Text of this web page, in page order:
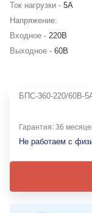
Ток нагрузки - 5А
Напряжение:
Входное - 220В
Выходное - 60В
БПС-360-220/60B-
Гарантия: 36
Не работаем с